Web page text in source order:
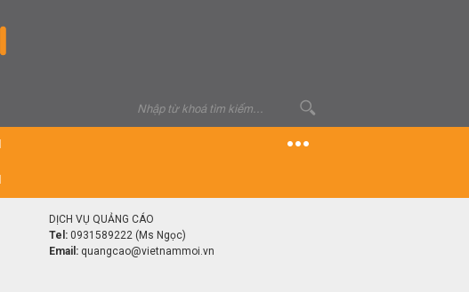
DỊCH VỤ QUẢNG CÁO
Tel: 0931589222 (Ms Ngọc)
Email: quangcao@vietnammoi.vn